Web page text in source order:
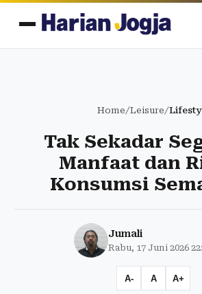
Home/Leisure/
Tak Sekadar
Manfaat dan
Konsumsi
Jumali
Rabu, 17 Juni 2026
A- A A+